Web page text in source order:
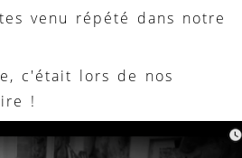
venu répété dans notre
c'était lors de nos
!